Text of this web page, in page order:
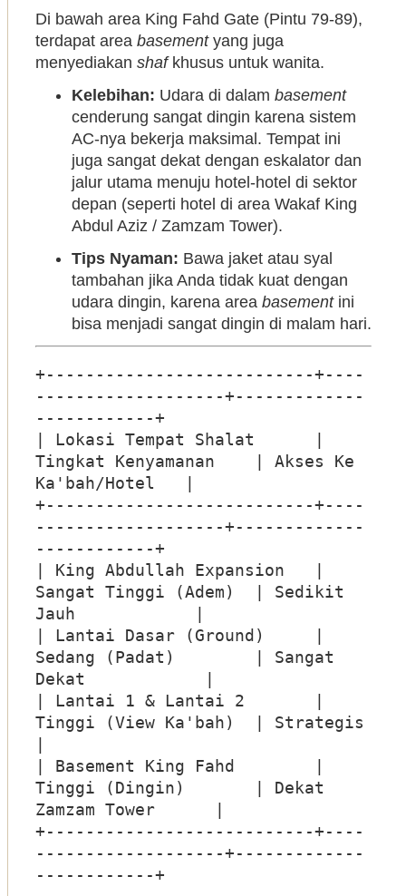
Di bawah area King Fahd Gate (Pintu 79-89),
terdapat area basementyang juga
menyediakan shafkhusus untuk wanita.
Kelebihan: Udara di dalam basement
cenderung sangat dingin karena sistem
AC-nya bekerja maksimal. Tempat ini
juga sangat dekat dengan eskalator dan
jalur utama menuju hotel-hotel di sektor
depan (seperti hotel di area Wakaf King
Abdul Aziz / Zamzam Tower).
Tips Nyaman: Bawa jaket atau syal
tambahan jika Anda tidak kuat dengan
udara dingin, karena area basementini
bisa menjadi sangat dingin di malam hari.
+---------------------------+----
-------------------+-------------
------------+
| Lokasi Tempat Shalat      |
Tingkat Kenyamanan    | Akses Ke
Ka'bah/Hotel   |
+---------------------------+----
-------------------+-------------
------------+
| King Abdullah Expansion   |
Sangat Tinggi (Adem)  | Sedikit
Jauh            |
| Lantai Dasar (Ground)     |
Sedang (Padat)        | Sangat
Dekat            |
| Lantai 1 & Lantai 2       |
Tinggi (View Ka'bah)  | Strategis
| Basement King Fahd        |
Tinggi (Dingin)       | Dekat
Zamzam Tower      |
+---------------------------+----
-------------------+-------------